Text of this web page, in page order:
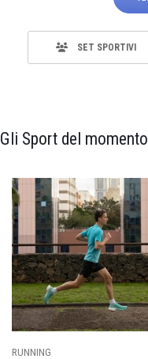
SET SPORTIVI
Gli Sport del momento